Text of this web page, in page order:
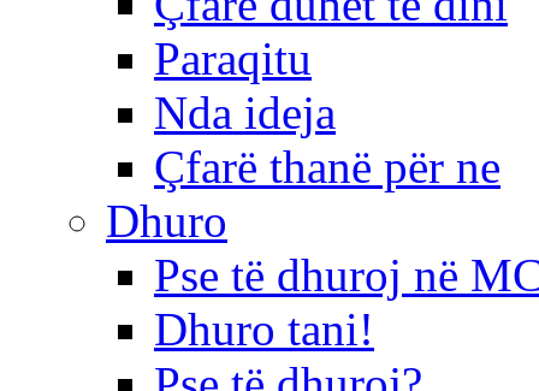
Paraqitu
Nda ideja
Çfarë thanë për ne
Dhuro
Pse të dhuroj në
Dhuro tani!